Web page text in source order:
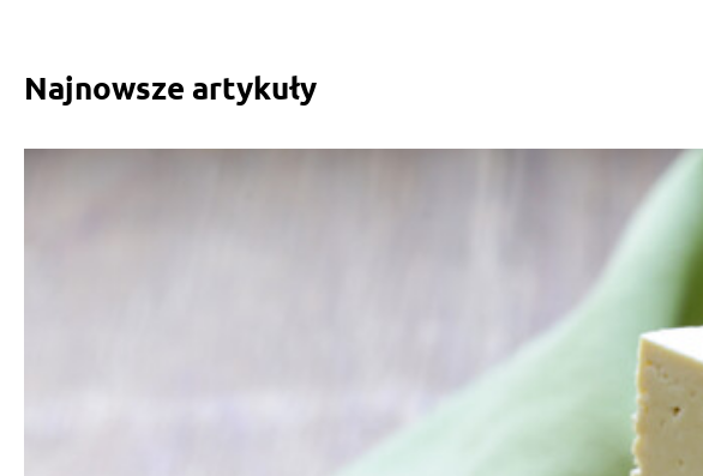
Najnowsze artykuły